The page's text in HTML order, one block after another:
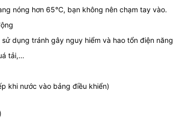
nóng hơn 65°C, bạn không nên chạm tay vào.
dụng tránh gây nguy hiểm và hao tổn điện năng
tải,…
khi nước vào bảng điều khiển)